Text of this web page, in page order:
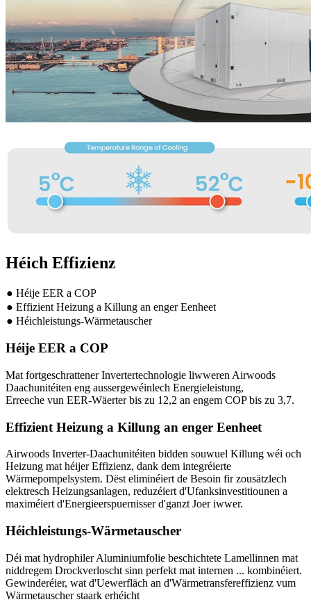
Héich Effizienz
● Héije EER a COP
● Effizient Heizung a Killung an enger Eenheet
● Héichleistungs-Wärmetauscher
Héije EER a COP
Mat fortgeschrattener Invertertechnologie liwweren Airwoods
Daachunitéiten eng aussergewéinlech Energieleistung,
Erreeche vun EER-Wäerter bis zu 12,2 an engem COP bis zu 3,7.
Effizient Heizung a Killung an enger Eenheet
Airwoods Inverter-Daachunitéiten bidden souwuel Killung wéi och
Heizung mat héijer Effizienz, dank dem integréierte
Wärmepompelsystem. Dëst eliminéiert de Besoin fir zousätzlech
elektresch Heizungsanlagen, reduzéiert d'Ufanksinvestitiounen a
maximéiert d'Energieerspuernisser d'ganzt Joer iwwer.
Héichleistungs-Wärmetauscher
Déi mat hydrophiler Aluminiumfolie beschichtete Lamellinnen mat
niddregem Drockverloscht sinn perfekt mat internen ... kombinéiert.
Gewinderéier, wat d'Uewerfläch an d'Wärmetransfereffizienz vum
Wärmetauscher staark erhéicht